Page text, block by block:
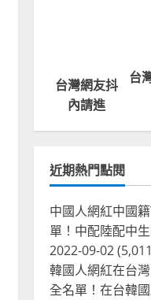
台灣網友抖
內請進
台
近期熱門點閱
中國人網紅中國
單！中配陸配中
2022-09-02
韓國人網紅在台
全名單！在台韓